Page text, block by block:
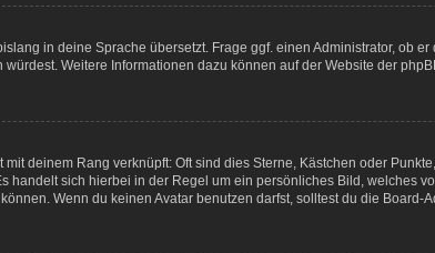
in deine Sprache übersetzt. Frage ggf. einen Administrator, ob er
Weitere Informationen dazu können auf der Website der
deinem Rang verknüpft: Oft sind dies Sterne, Kästchen oder
handelt sich hierbei in der Regel um ein persönliches Bild, welches
Wenn du keinen Avatar benutzen darfst, solltest du die Board-